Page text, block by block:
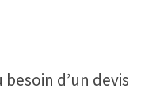
d’un devis